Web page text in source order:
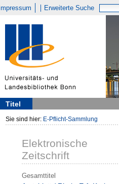
Impressum Erweiterte Suche
Titel
Sie sind hier: E-Pflicht-Sammlung
Elektronische
Zeitschrift
Gesamttitel